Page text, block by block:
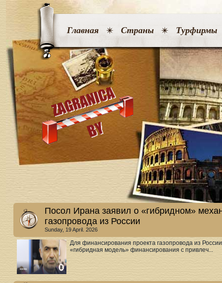
Главная Страны Турфирмы
Посол Ирана заявил о «гибридном»
газопровода из России
Sunday, 19 April. 2026
Для финансирования проекта газопровода из
«гибридная модель» финансирования с привлеч...